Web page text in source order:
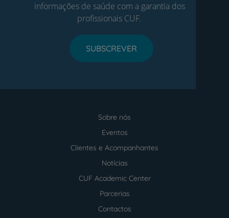
informações de saúde com a garantia dos
profissionais CUF.
SUBSCREVER
Sobre nós
Eventos
Clientes e Acompanhantes
Notícias
CUF Academic Center
Parcerias
Contactos